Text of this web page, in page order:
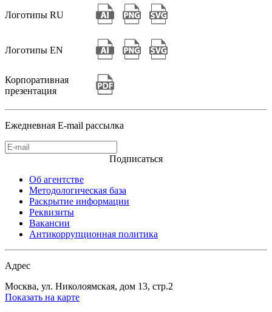
Логотипы RU
Логотипы EN
Корпоративная
презентация
Ежедневная E-mail рассылка
Подписаться
Об агентстве
Методологическая база
Раскрытие информации
Реквизиты
Вакансии
Антикоррупционная политика
Адрес
Москва, ул. Николоямская, дом 13, стр.2
Показать на карте